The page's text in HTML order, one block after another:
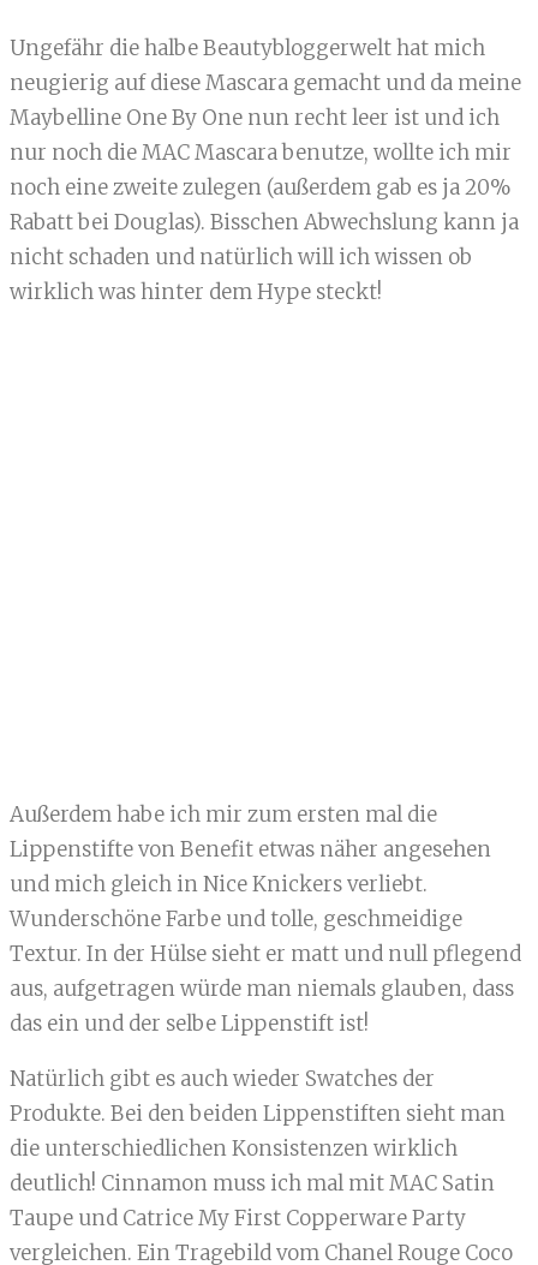
Ungefähr die halbe Beautybloggerwelt hat mich
neugierig auf diese Mascara gemacht und da meine
Maybelline One By One nun recht leer ist und ich
nur noch die MAC Mascara benutze, wollte ich mir
noch eine zweite zulegen (außerdem gab es ja 20%
Rabatt bei Douglas). Bisschen Abwechslung kann ja
nicht schaden und natürlich will ich wissen ob
wirklich was hinter dem Hype steckt!
Außerdem habe ich mir zum ersten mal die
Lippenstifte von Benefit etwas näher angesehen
und mich gleich in Nice Knickers verliebt.
Wunderschöne Farbe und tolle, geschmeidige
Textur. In der Hülse sieht er matt und null pflegend
aus, aufgetragen würde man niemals glauben, dass
das ein und der selbe Lippenstift ist!
Natürlich gibt es auch wieder Swatches der
Produkte. Bei den beiden Lippenstiften sieht man
die unterschiedlichen Konsistenzen wirklich
deutlich! Cinnamon muss ich mal mit MAC Satin
Taupe und Catrice My First Copperware Party
vergleichen. Ein Tragebild vom Chanel Rouge Coco